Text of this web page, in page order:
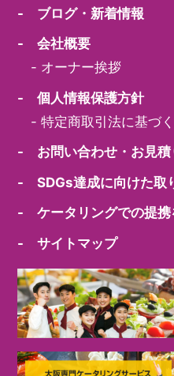
- ブログ・新着情報
- 会社概要
- オーナー挨拶
- 個人情報保護方針
-特定商取引法に基づ
- お問い合わせ・お見積
- SDGs達成に向けた取
- ケータリングでの提携
- サイトマップ